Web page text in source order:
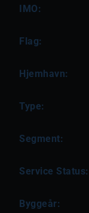
IMO:
Flag:
Hjemhavn:
Type:
Segment:
Service Status:
Byggeår: